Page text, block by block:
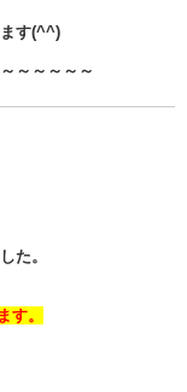
す(^^)
～～～～～～
た。
す。